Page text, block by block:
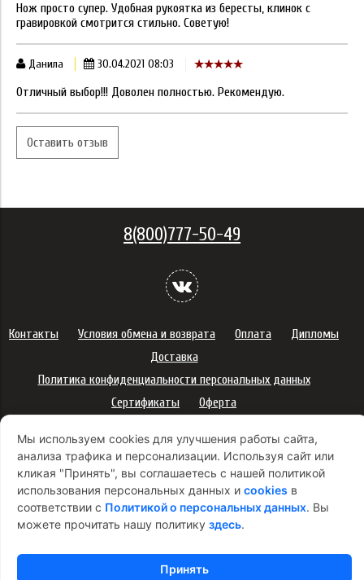
Нож просто супер. Удобная рукоятка из бересты, клинок с
гравировкой смотрится стильно. Советую!
Данила 30.04.2021 08:03
Отличный выбор!!! Доволен полностью. Рекомендую.
Оставить отзыв
Мы используем cookies для улучшения работы сайта,
анализа трафика и персонализации. Используя сайт или
кликая "Принять", вы соглашаетесь с нашей политикой
использования персональных данных и cookies в
соответствии с Политикой о персональных данных. Вы
можете прочитать нашу политику здесь.
Принять
8(800)777-50-49
Контакты Условия обмена и возврата Оплата
Дипломы
Доставка
Политика конфиденциальности персональных данных
Сертификаты
Оферта
Правила ухода за одеждой
Политика платежей
Условия использования Cookie-файлов
Согласие на рекламную рассылку